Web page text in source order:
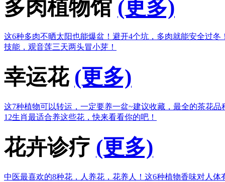
多肉植物馆 (更多)
这6种多肉不晒太阳也能爆盆！ 避开4个坑，多肉就能安全过冬
技能，观音莲三天两头冒小芽！
幸运花 (更多)
这7种植物可以转运，一定要养一盆~建议收藏，最全的茶花品
12生肖最适合养这些花，快来看看你的吧！
花卉诊疗 (更多)
中医最喜欢的8种花，人养花，花养人！ 这6种植物香味对人体